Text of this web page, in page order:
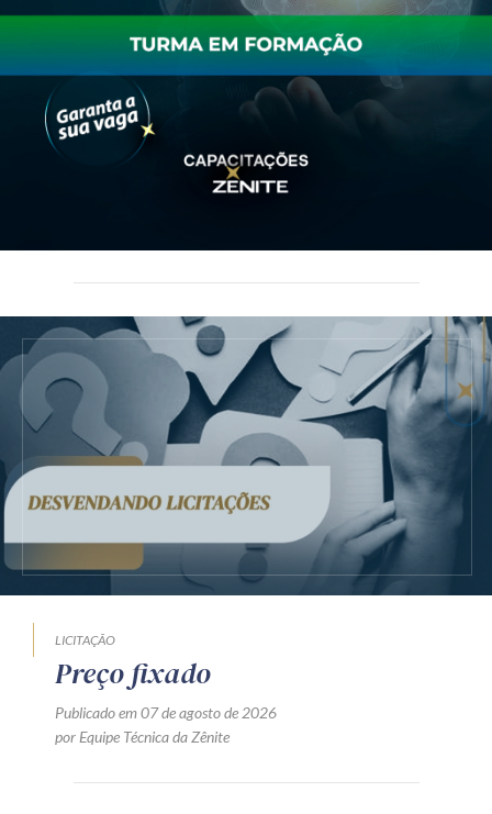
LICITAÇÃO
Preço fixado
Publicado em 07 de agosto de 2026
por Equipe Técnica da Zênite